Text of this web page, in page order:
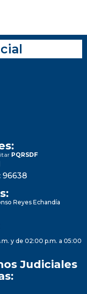
PQRSDF
96638
Reyes Echandía
y de 02:00 p.m. a 05:00
Judiciales